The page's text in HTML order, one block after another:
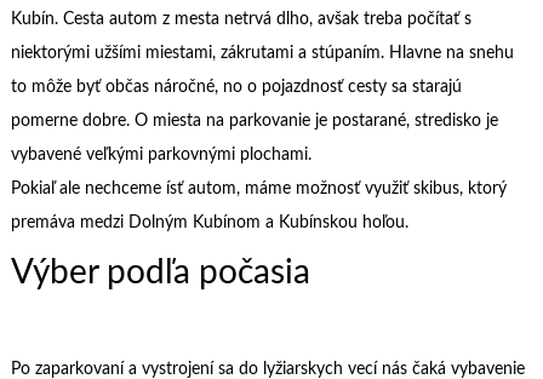
Kubín. Cesta autom z mesta netrvá dlho, avšak treba počítať s
niektorými užšími miestami, zákrutami a stúpaním. Hlavne na snehu
to môže byť občas náročné, no o pojazdnosť cesty sa starajú
pomerne dobre. O miesta na parkovanie je postarané, stredisko je
vybavené veľkými parkovnými plochami.
Pokiaľ ale nechceme ísť autom, máme možnosť využiť skibus, ktorý
premáva medzi Dolným Kubínom a Kubínskou hoľou.
Výber podľa počasia
Po zaparkovaní a vystrojení sa do lyžiarskych vecí nás čaká vybavenie